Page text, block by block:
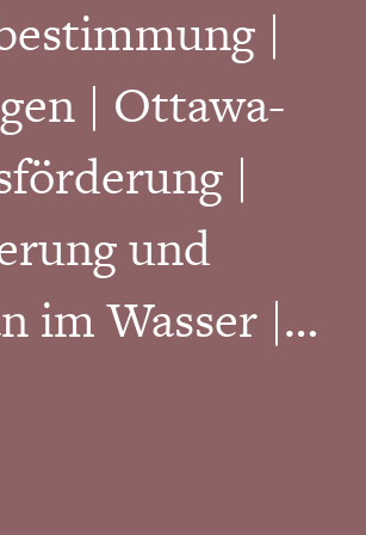
Warenkorb hinzufügen
|
| Ottawa-
|
und
im Wasser |